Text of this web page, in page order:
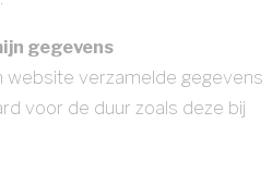
gegevens
website verzamelde gegevens
voor de duur zoals deze bij